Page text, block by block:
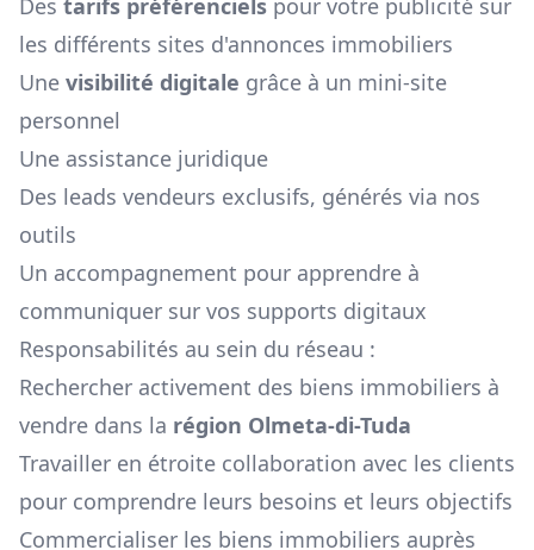
Des tarifs préférenciels pour votre publicité sur
les différents sites d'annonces immobiliers
Une visibilité digitale grâce à un mini-site
personnel
Une assistance juridique
Des leads vendeurs exclusifs, générés via nos
outils
Un accompagnement pour apprendre à
communiquer sur vos supports digitaux
Responsabilités au sein du réseau :
Rechercher activement des biens immobiliers à
vendre dans la région Olmeta-di-Tuda
Travailler en étroite collaboration avec les clients
pour comprendre leurs besoins et leurs objectifs
Commercialiser les biens immobiliers auprès